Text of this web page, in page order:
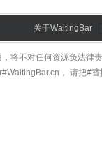
关于WaitingBar
将不对任何资源负法律
， 请把#